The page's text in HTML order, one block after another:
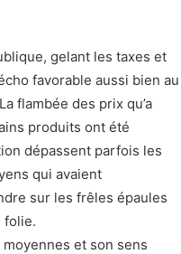
gelant les taxes et
favorable aussi bien au
flambée des prix qu’a
produits ont été
dépassent parfois les
qui avaient
sur les frêles épaules
folie.
et son sens